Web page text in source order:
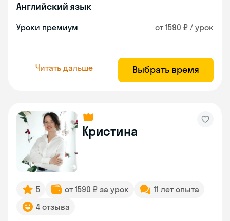
Английский язык
Уроки премиум от 1590 ₽ / урок
Читать дальше Выбрать время
Кристина
5 от 1590 ₽ за урок
11 лет опыта
4 отзыва